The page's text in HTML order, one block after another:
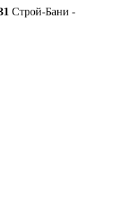
Строй-Бани -